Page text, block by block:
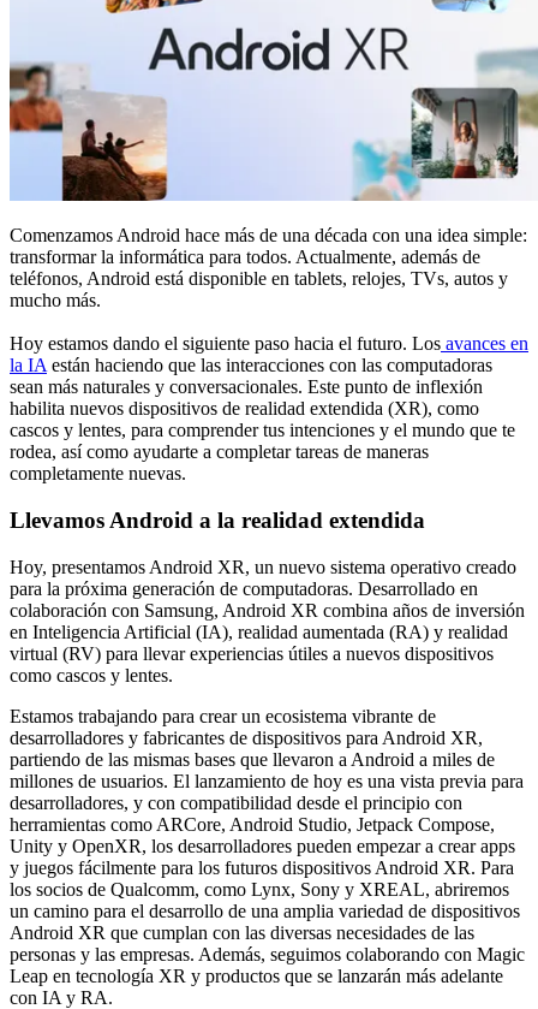
Comenzamos Android hace más de una década con una idea simple:
transformar la informática para todos. Actualmente, además de
teléfonos, Android está disponible en tablets, relojes, TVs, autos y
mucho más.
Hoy estamos dando el siguiente paso hacia el futuro. Los avances en
la IA están haciendo que las interacciones con las computadoras
sean más naturales y conversacionales. Este punto de inflexión
habilita nuevos dispositivos de realidad extendida (XR), como
cascos y lentes, para comprender tus intenciones y el mundo que te
rodea, así como ayudarte a completar tareas de maneras
completamente nuevas.
Llevamos Android a la realidad extendida
Hoy, presentamos Android XR, un nuevo sistema operativo creado
para la próxima generación de computadoras. Desarrollado en
colaboración con Samsung, Android XR combina años de inversión
en Inteligencia Artificial (IA), realidad aumentada (RA) y realidad
virtual (RV) para llevar experiencias útiles a nuevos dispositivos
como cascos y lentes.
Estamos trabajando para crear un ecosistema vibrante de
desarrolladores y fabricantes de dispositivos para Android XR,
partiendo de las mismas bases que llevaron a Android a miles de
millones de usuarios. El lanzamiento de hoy es una vista previa para
desarrolladores, y con compatibilidad desde el principio con
herramientas como ARCore, Android Studio, Jetpack Compose,
Unity y OpenXR, los desarrolladores pueden empezar a crear apps
y juegos fácilmente para los futuros dispositivos Android XR. Para
los socios de Qualcomm, como Lynx, Sony y XREAL, abriremos
un camino para el desarrollo de una amplia variedad de dispositivos
Android XR que cumplan con las diversas necesidades de las
personas y las empresas. Además, seguimos colaborando con Magic
Leap en tecnología XR y productos que se lanzarán más adelante
con IA y RA.